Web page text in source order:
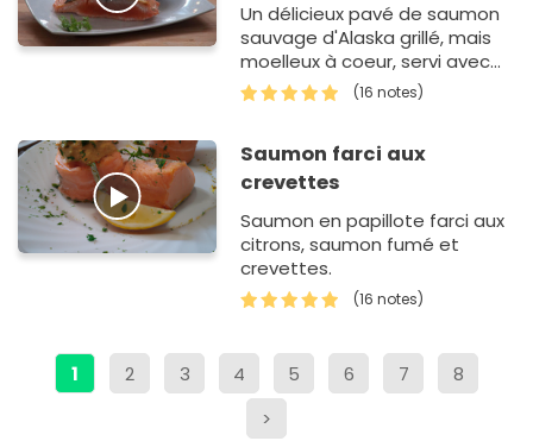
Un délicieux pavé de saumon
sauvage d'Alaska grillé, mais
moelleux à coeur, servi avec
une vraie béarnaise, tiède,
onctueu…
(16 notes)
Saumon farci aux
crevettes
Saumon en papillote farci aux
citrons, saumon fumé et
crevettes.
(16 notes)
1 2 3 4 5 6 7
8
>